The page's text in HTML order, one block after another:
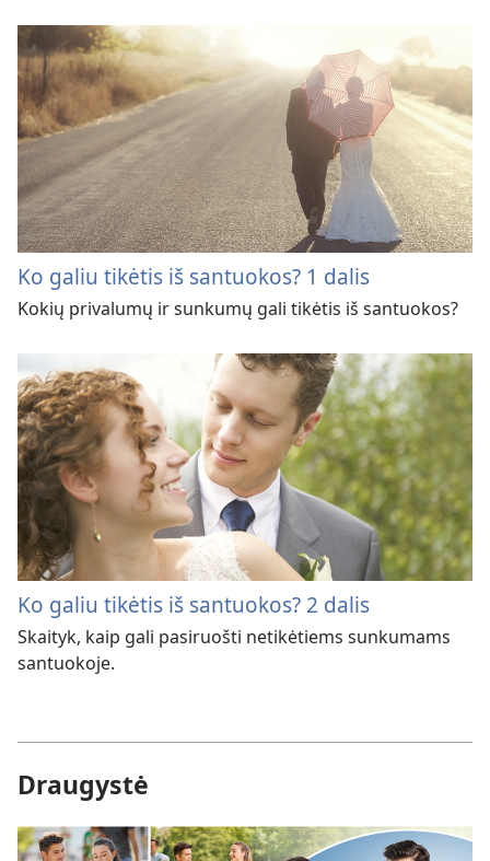
Ko galiu tikėtis iš santuokos? 1 dalis
Kokių privalumų ir sunkumų gali tikėtis iš santuokos?
Ko galiu tikėtis iš santuokos? 2 dalis
Skaityk, kaip gali pasiruošti netikėtiems sunkumams
santuokoje.
Draugystė